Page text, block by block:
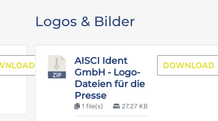
Logos & Bilder
AISCI Ident
GmbH - Logo-
Dateien für die
Presse
1 file(s) 27.27 KB
DOWNLOAD